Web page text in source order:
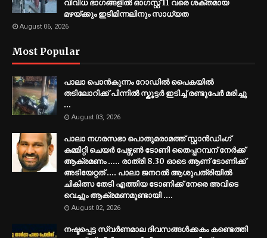
വിവിധ ഭാഗങ്ങളില്‍ ഓഗസ്റ്റ് 11 വരെ ശക്തമായ
മഴയ്ക്കും ഇടിമിന്നലിനും സാധ്യത
August 06, 2026
Most Popular
പാലാ പൊൻകുന്നം റോഡിൽ പൈകയിൽ
തടിലോറിക്ക് പിന്നിൽ സ്കൂട്ടർ ഇടിച്ച് രണ്ടുപേർ മരിച്ചു
...
August 03, 2026
പാലാ നഗരസഭാ പൊതുമരാമത്ത് സ്റ്റാൻഡിംഗ്
കമ്മിറ്റി ചെയർ പേഴ്സൺ ടോണി തൈപ്പറമ്പന് നേർക്ക്
ആക്രമണം ..... രാത്രി 8.30 ഓടെ ആണ് ടോണിക്ക്
അടിയേറ്റത് .... പാലാ ജനറൽ ആശുപത്രിയിൽ
ചികിത്സ തേടി എത്തിയ ടോണിക്ക് നേരെ അവിടെ
വെച്ചും ആക്രമണമുണ്ടായി ....
August 02, 2026
നഷ്ടപ്പെട്ട സ്വർണമാല ദിവസങ്ങൾക്കകം കണ്ടെത്തി